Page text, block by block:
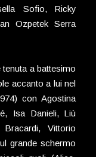
Sofio, Ricky
Ozpetek Serra
a battesimo
accanto a lui nel
con Agostina
Isa Danieli, Liù
Vittorio
grande schermo